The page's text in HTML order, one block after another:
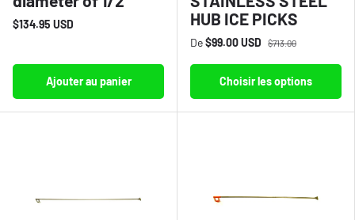
$134.95 USD
Ajouter au panier
HUB ICE PICKS
De$99.00 USD $713.00
Choisir les options